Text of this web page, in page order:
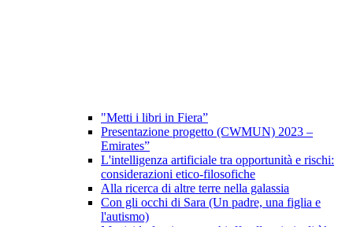
"Metti i libri in Fiera”
Presentazione progetto (CWMUN) 2023 –
Emirates”
L'intelligenza artificiale tra opportunità e rischi:
considerazioni etico-filosofiche
Alla ricerca di altre terre nella galassia
Con gli occhi di Sara (Un padre, una figlia e
l'autismo)